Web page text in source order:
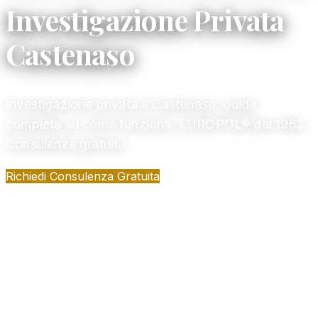
Investigazione Privata
Castenaso
Richiedi Consulenza Gratuita